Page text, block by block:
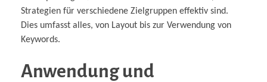
Strategien für verschiedene Zielgruppen effektiv sind.
Dies umfasst alles, von Layout bis zur Verwendung von
Keywords.
Anwendung und